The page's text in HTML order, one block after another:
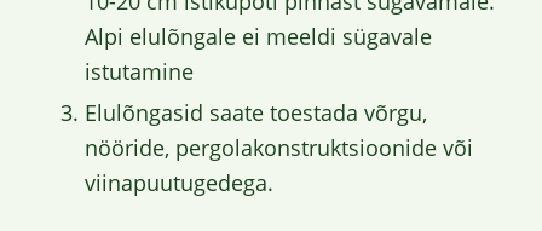
Alpi elulõngale ei meeldi sügavale
istutamine
Elulõngasid saate toestada võrgu,
nööride, pergolakonstruktsioonide või
viinapuutugedega.